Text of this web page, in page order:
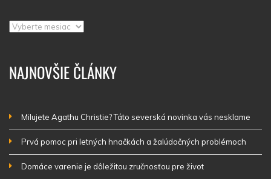
Archív
NAJNOVŠIE ČLÁNKY
Milujete Agathu Christie? Táto severská novinka vás nesklame
Prvá pomoc pri letných hnačkách a žalúdočných problémoch
Domáce varenie je dôležitou zručnosťou pre život